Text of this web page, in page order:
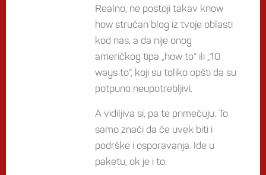
Realno, ne postoji takav know
how stručan blog iz tvoje oblasti
kod nas, a da nije onog
američkog tipa „how to“ ili „10
ways to“, koji su toliko opšti da su
potpuno neupotrebljivi.
A vidiljiva si, pa te primećuju. To
samo znači da će uvek biti i
podrške i osporavanja. Ide u
paketu, ok je i to.